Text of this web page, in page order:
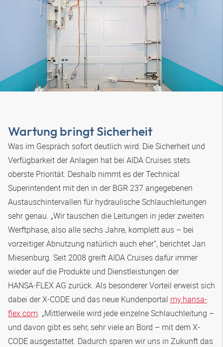
Wartung bringt Sicherheit
Was im Gespräch sofort deutlich wird: Die Sicherheit und
Verfügbarkeit der Anlagen hat bei AIDA Cruises stets
oberste Priorität. Deshalb nimmt es der Technical
Superintendent mit den in der BGR 237 angegebenen
Austauschintervallen für hydraulische Schlauchleitungen
sehr genau. „Wir tauschen die Leitungen in jeder zweiten
Werftphase, also alle sechs Jahre, komplett aus – bei
vorzeitiger Abnutzung natürlich auch eher“, berichtet Jan
Miesenburg. Seit 2008 greift AIDA Cruises dafür immer
wieder auf die Produkte und Dienstleistungen der
HANSA‑FLEX AG zurück. Als besonderer Vorteil erweist sich
dabei der X-CODE und das neue Kundenportal my.hansa-
flex.com. „Mittlerweile wird jede einzelne Schlauchleitung –
und davon gibt es sehr, sehr viele an Bord – mit dem X-
CODE ausgestattet. Dadurch sparen wir uns in Zukunft das